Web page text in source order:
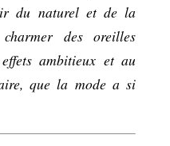
du naturel et de la
des oreilles
ambitieux et au
que la mode a si